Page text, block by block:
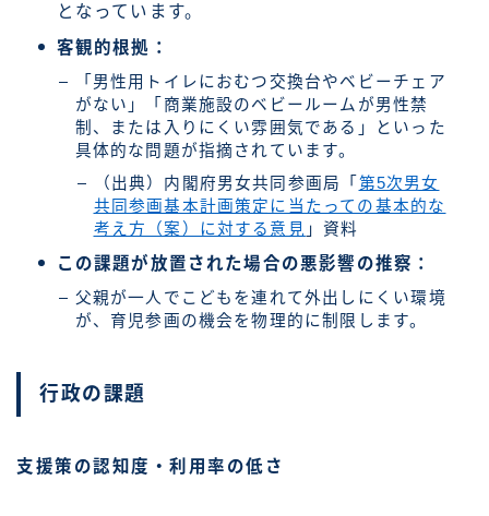
となっています。
客観的根拠：
「男性用トイレにおむつ交換台やベビーチェア
がない」「商業施設のベビールームが男性禁
制、または入りにくい雰囲気である」といった
具体的な問題が指摘されています。
（出典）内閣府男女共同参画局「 第5次男女
共同参画基本計画策定に当たっての基本的な
考え方（案）に対する意見 」資料
この課題が放置された場合の悪影響の推察：
父親が一人でこどもを連れて外出しにくい環境
が、育児参画の機会を物理的に制限します。
行政の課題
支援策の認知度・利用率の低さ